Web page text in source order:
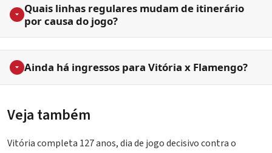
Quais linhas regulares mudam de itinerário
por causa do jogo?
Ainda há ingressos para Vitória x Flamengo?
Veja também
Vitória completa 127 anos, dia de jogo decisivo contra o